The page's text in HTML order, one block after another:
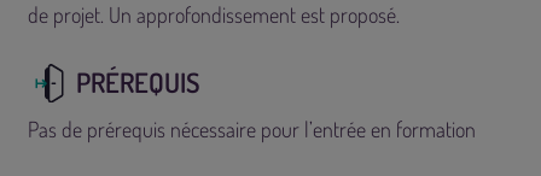
de projet. Un approfondissement est proposé.
PRÉREQUIS